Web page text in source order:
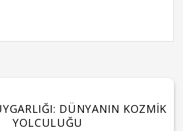
DÜNYANIN KOZMIK
YOLCULUĞU